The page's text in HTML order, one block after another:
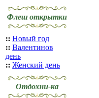
Флеш открытки
:: Новый год
:: Валентинов
день
:: Женский день
Отдохни-ка